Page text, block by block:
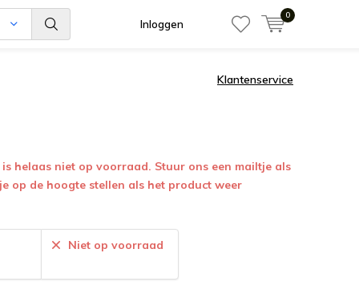
Inloggen
0
Klantenservice
helaas niet op voorraad. Stuur ons een mailtje als
op de hoogte stellen als het product weer
Niet op voorraad